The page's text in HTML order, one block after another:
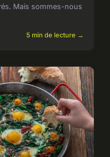
Mais sommes-nous
5 min de lecture →